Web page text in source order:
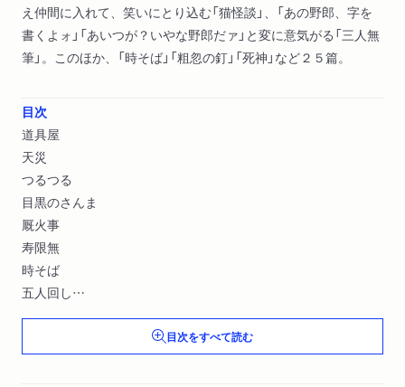
え仲間に入れて、笑いにとり込む「猫怪談」、「あの野郎、字を
書くよォ」「あいつが？いやな野郎だァ」と変に意気がる「三人無
筆」。このほか、「時そば」「粗忽の釘」「死神」など２５篇。
目次
道具屋
天災
つるつる
目黒のさんま
厩火事
寿限無
時そば
五人回し
ねずみ
目次をすべて読む